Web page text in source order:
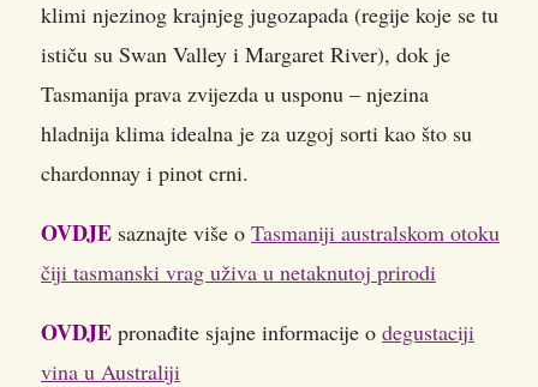
klimi njezinog krajnjeg jugozapada (regije koje se tu
ističu su Swan Valley i Margaret River), dok je
Tasmanija prava zvijezda u usponu – njezina
hladnija klima idealna je za uzgoj sorti kao što su
chardonnay i pinot crni.
OVDJE saznajte više o Tasmaniji australskom otoku
čiji tasmanski vrag uživa u netaknutoj prirodi
OVDJE pronađite sjajne informacije o degustaciji
vina u Australiji